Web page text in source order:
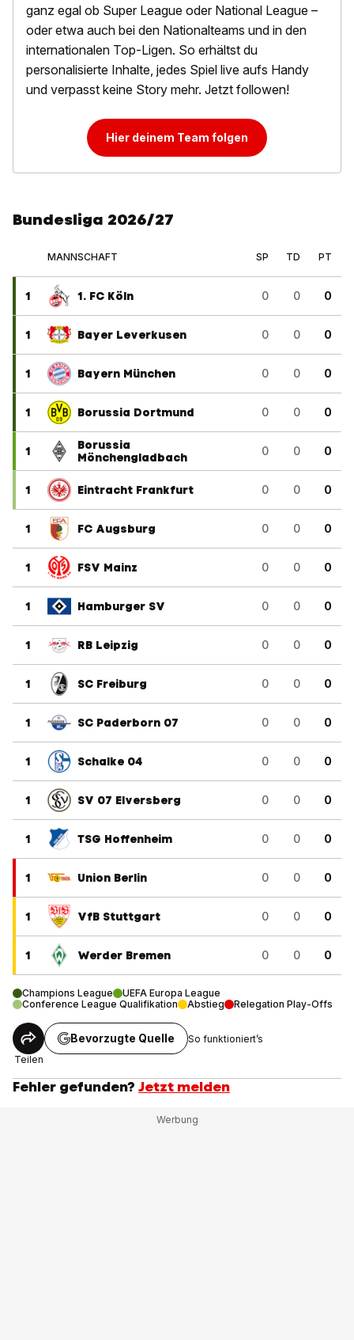
ganz egal ob Super League oder National League –
oder etwa auch bei den Nationalteams und in den
internationalen Top-Ligen. So erhältst du
personalisierte Inhalte, jedes Spiel live aufs Handy
und verpasst keine Story mehr. Jetzt followen!
Hier deinem Team folgen
Bundesliga 2026/27
MANNSCHAFT SP TD PT
1 1. FC Köln 0 0 0
1 Bayer Leverkusen 0 0 0
1 Bayern München 0 0 0
1 Borussia Dortmund 0 0 0
1
Borussia
Mönchengladbach
0 0 0
1 Eintracht Frankfurt 0 0 0
1 FC Augsburg 0 0 0
1 FSV Mainz 0 0 0
1 Hamburger SV 0 0 0
1 RB Leipzig 0 0 0
1 SC Freiburg 0 0 0
1 SC Paderborn 07 0 0 0
1 Schalke 04 0 0 0
1 SV 07 Elversberg 0 0 0
1 TSG Hoffenheim 0 0 0
1 Union Berlin 0 0 0
1 VfB Stuttgart 0 0 0
1 Werder Bremen 0 0 0
Champions League
UEFA Europa League
Conference League Qualifikation
Abstieg Relegation Play-Offs
Teilen
Bevorzugte Quelle So funktioniert’s
Fehler gefunden? Jetzt melden